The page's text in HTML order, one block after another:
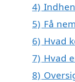
4)
5) Få
6) Hvad
7) Hvad
8)